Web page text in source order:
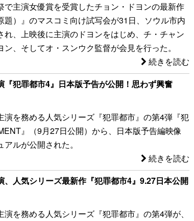
で主演女優賞を受賞したチョン・ドヨンの最新作
題）』のマスコミ向け試写会が31日、ソウル市内
れ、上映後に主演のドヨンをはじめ、チ・チャン
ン、そしてオ・スンウク監督が会見を行った。
続きを読む
『犯罪都市4』日本版予告が公開！思わず興奮
演を務める人気シリーズ『犯罪都市』の第4弾『犯
』（9月27日公開）から、日本版予告編映像
ルが公開された。
続きを読む
、人気シリーズ最新作『犯罪都市4』9.27日本公開
演を務める人気シリーズ『犯罪都市』の第4弾が、